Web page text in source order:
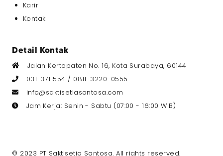
Karir
Kontak
Detail Kontak
Jalan Kertopaten No. 16, Kota Surabaya, 60144
031-3711554 / 0811-3220-0555
info@saktisetiasantosa.com
Jam Kerja: Senin - Sabtu (07:00 - 16:00 WIB)
© 2023 PT Saktisetia Santosa. All rights reserved.